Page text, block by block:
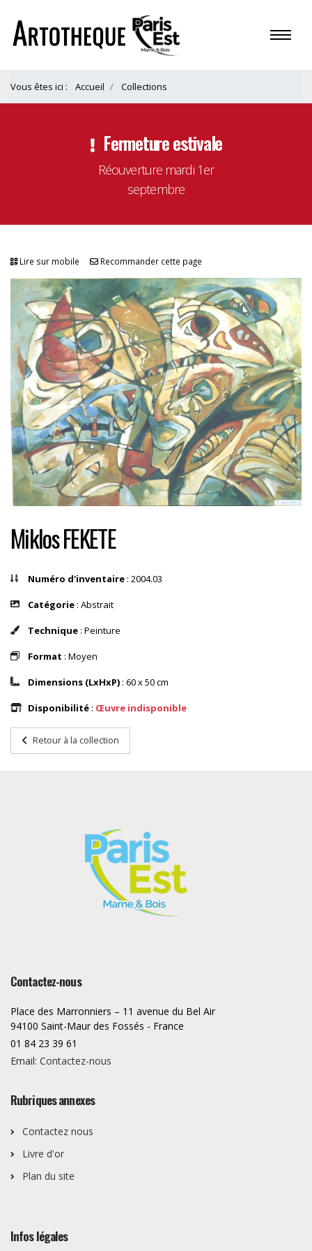
Vous êtes ici : Accueil Collections
Fermeture estivale
Réouverture mardi 1er
septembre
Lire sur mobile Recommander cette page
Miklos FEKETE
Numéro d'inventaire : 2004.03
Catégorie : Abstrait
Technique : Peinture
Format : Moyen
Dimensions (LxHxP) : 60 x 50 cm
Disponibilité : Œuvre indisponible
Retour à la collection
Contactez-nous
Place des Marronniers – 11 avenue du Bel Air
94100 Saint-Maur des Fossés - France
01 84 23 39 61
Email: Contactez-nous
Rubriques annexes
Contactez nous
Livre d'or
Plan du site
Infos légales